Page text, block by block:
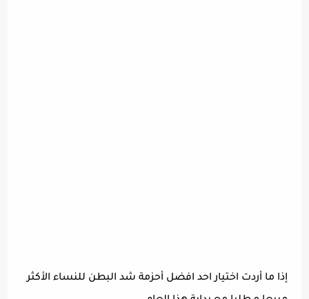
إذا ما أردت اختيار احد افضل أحزمة شد البطن للنساء الأكثر